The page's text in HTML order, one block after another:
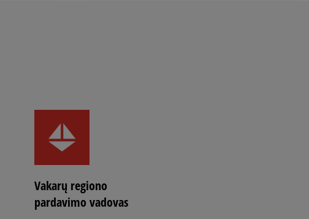
Vakarų regiono
pardavimo vadovas